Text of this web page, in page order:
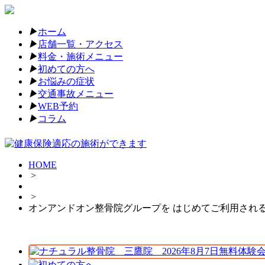
▶︎ホーム
▶︎店舗一覧・アクセス
▶︎料金・施術メニュー
▶︎初めての方へ
▶︎お悩みの症状
▶︎交通事故メニュー
▶︎WEB予約
▶︎コラム
HOME
>
>
オンアンドオン整骨院グループを はじめてご利用され